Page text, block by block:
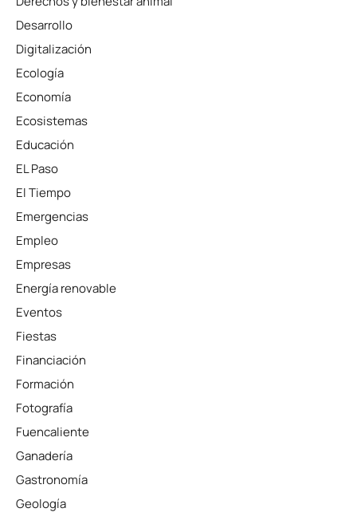
Desarrollo
Digitalización
Ecología
Economía
Ecosistemas
Educación
EL Paso
El Tiempo
Emergencias
Empleo
Empresas
Energía renovable
Eventos
Fiestas
Financiación
Formación
Fotografía
Fuencaliente
Ganadería
Gastronomía
Geología